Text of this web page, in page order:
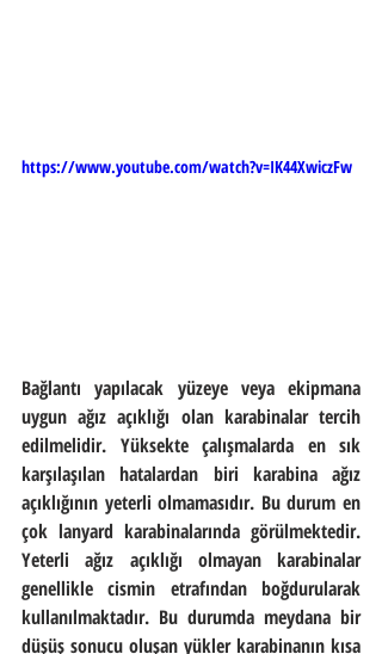
https://www.youtube.com/watch?v=IK44XwiczFw
Bağlantı yapılacak yüzeye veya ekipmana
uygun ağız açıklığı olan karabinalar tercih
edilmelidir. Yüksekte çalışmalarda en sık
karşılaşılan hatalardan biri karabina ağız
açıklığının yeterli olmamasıdır. Bu durum en
çok lanyard karabinalarında görülmektedir.
Yeterli ağız açıklığı olmayan karabinalar
genellikle cismin etrafından boğdurularak
kullanılmaktadır. Bu durumda meydana bir
düşüş sonucu oluşan yükler karabinanın kısa